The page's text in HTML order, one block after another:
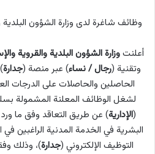
وظائف شاغرة لدى وزارة الشؤون
أعلنتوزارة الشؤون البلدية والقروية
وتقنية (رجال / نساء) عبر منصة (جدارة
الحاصلين والحاصلات على الدرجات
لشغل الوظائف المعلنة المشمولة
(الإدارية) عن طريق التعاقد وفق ما ورد
البشرية في الخدمة المدنية الراغبين
التوظيف الإلكتروني (جدارة)، وذلك